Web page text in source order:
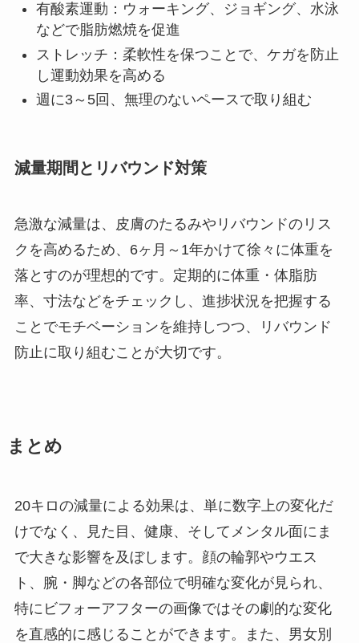
有酸素運動：ウォーキング、ジョギング、水泳
などで脂肪燃焼を促進
ストレッチ：柔軟性を保つことで、ケガを防止
し運動効果を高める
週に3～5回、無理のないペースで取り組む
減量期間とリバウンド対策
急激な減量は、皮膚のたるみやリバウンドのリス
クを高めるため、6ヶ月～1年かけて徐々に体重を
落とすのが理想的です。定期的に体重・体脂肪
率、寸法などをチェックし、進捗状況を把握する
ことでモチベーションを維持しつつ、リバウンド
防止に取り組むことが大切です。
まとめ
20キロの減量による効果は、単に数字上の変化だ
けでなく、見た目、健康、そしてメンタル面にま
で大きな影響を及ぼします。顔の輪郭やウエス
ト、腕・脚などの各部位で明確な変化が見られ、
特にビフォーアフターの画像ではその劇的な変化
を直感的に感じることができます。また、男女別